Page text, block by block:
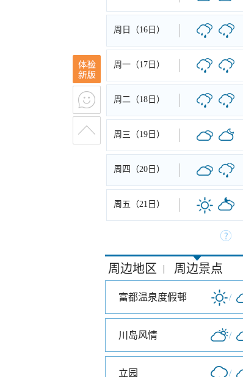
周日（16日）
周一（17日）
周二（18日）
周三（19日）
周四（20日）
周五（21日）
周边地区 | 周边景点
富都温泉度假邨 /
川岛风情 /
立园 /